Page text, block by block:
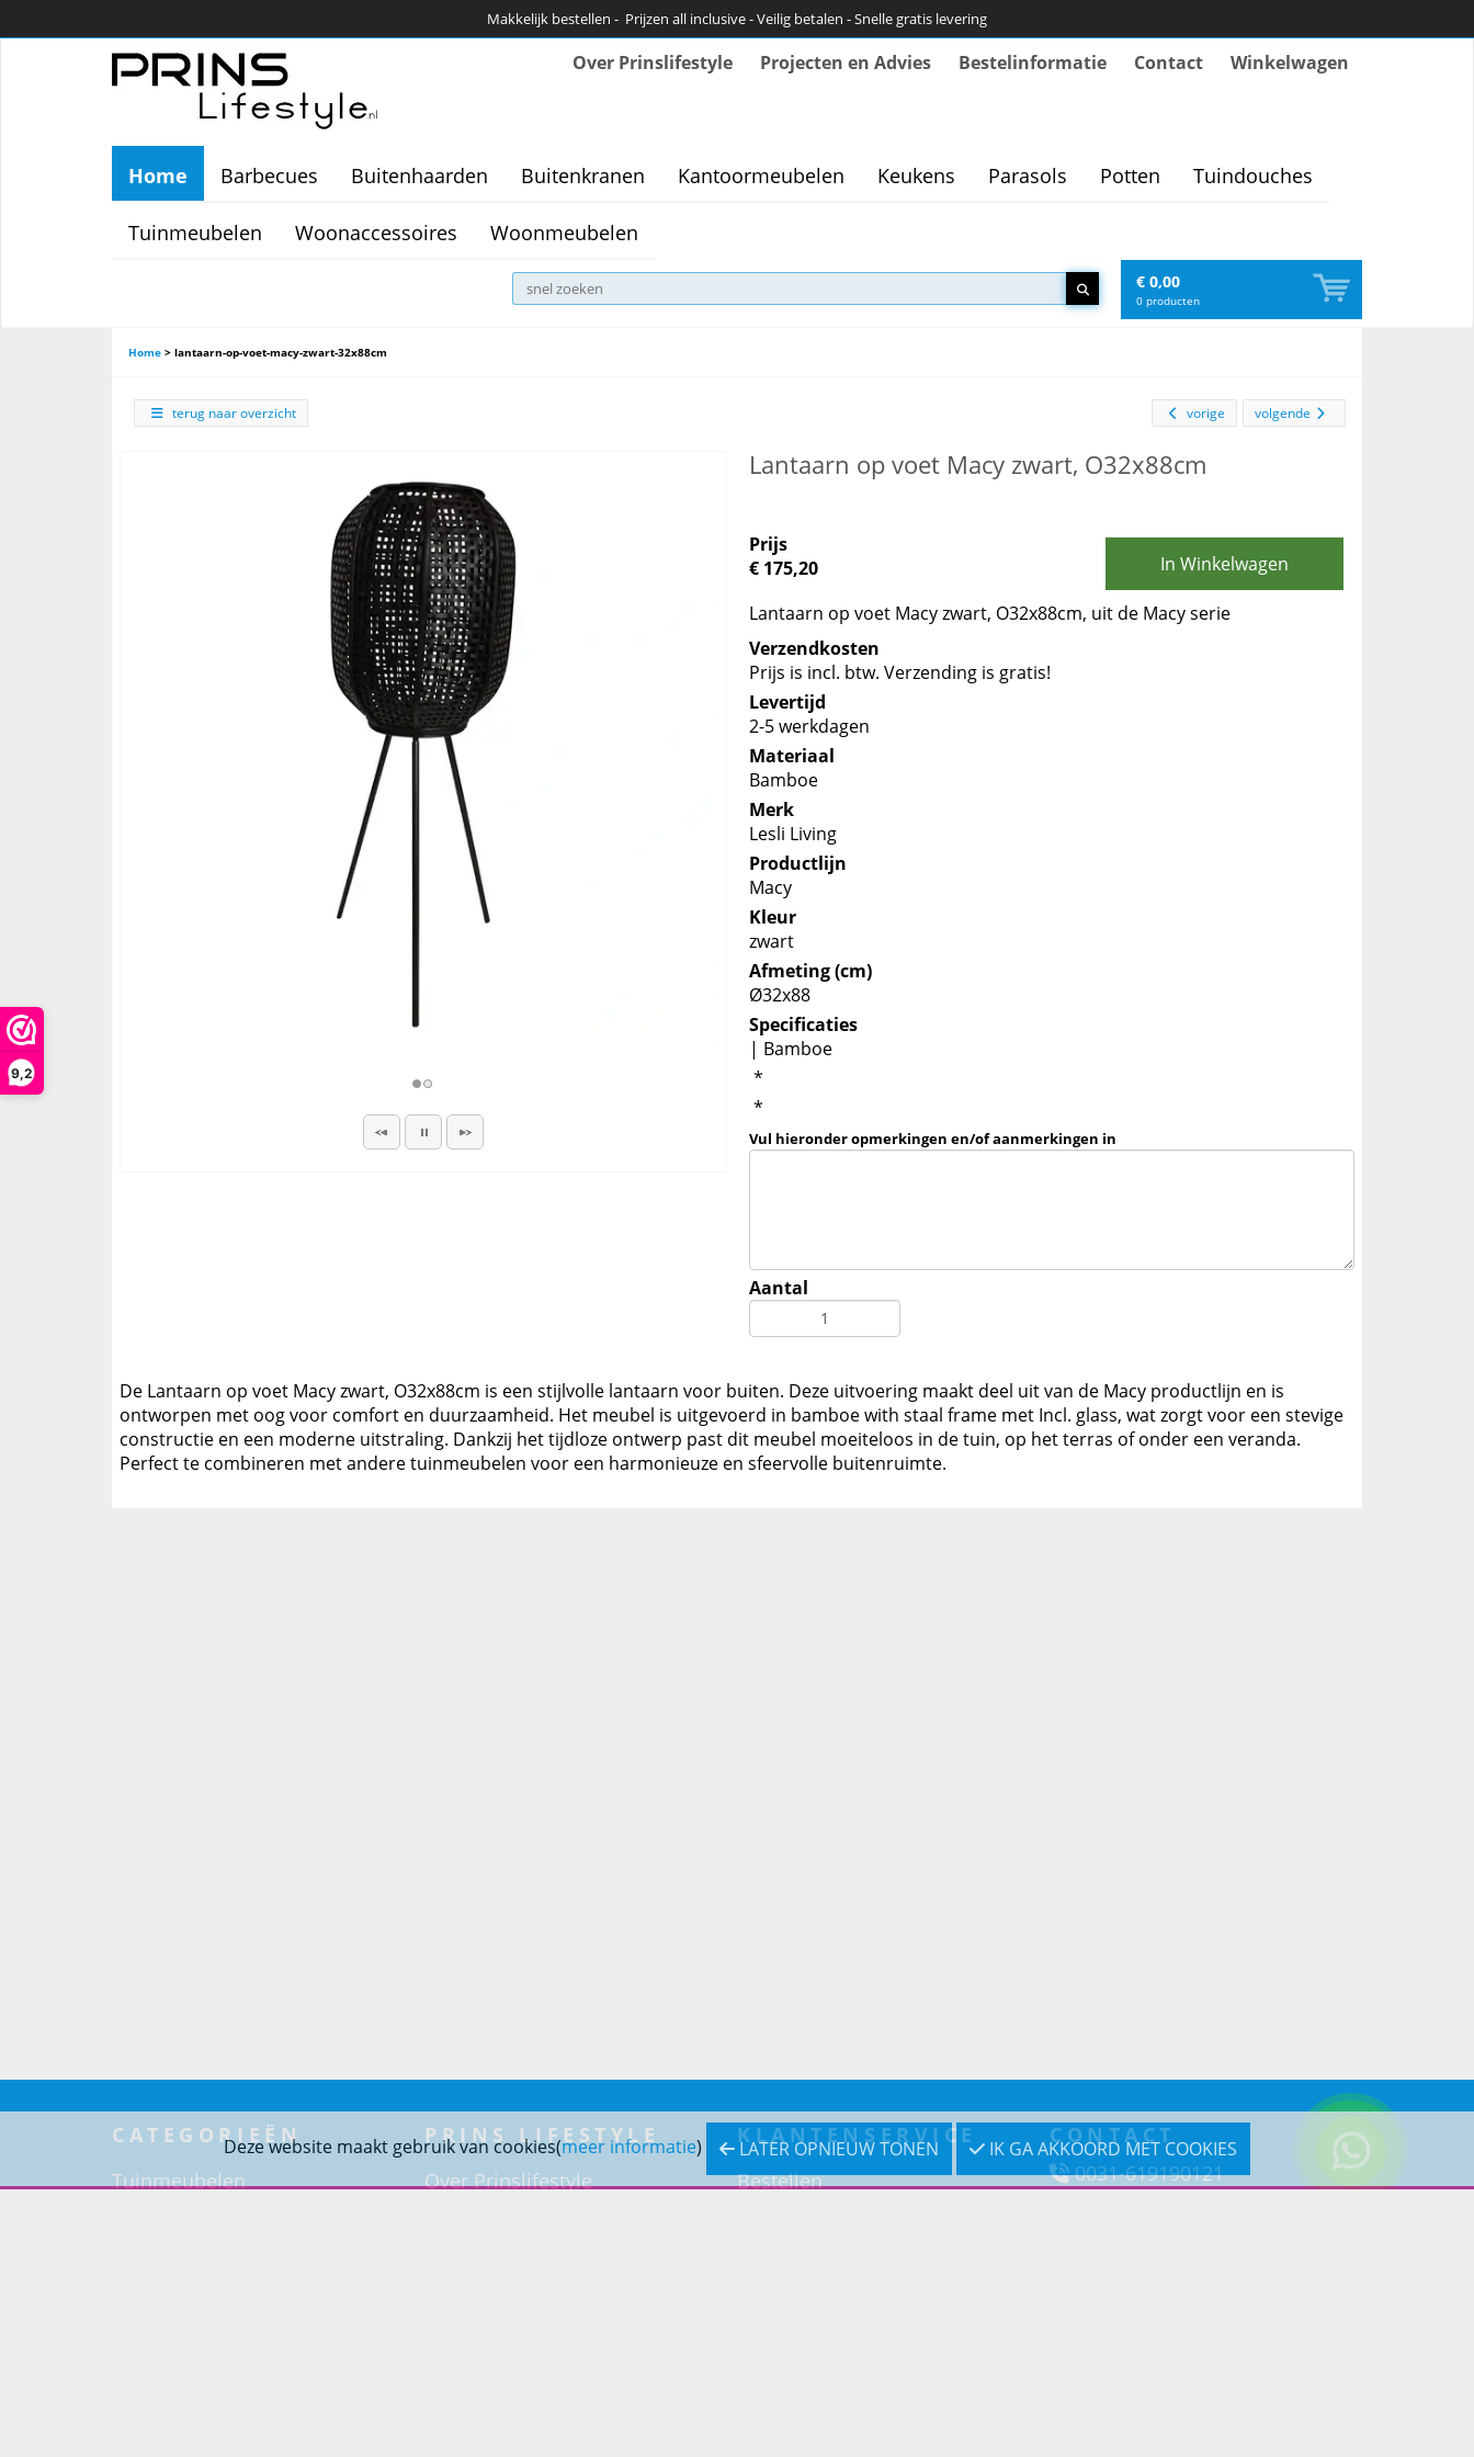
9,2
Makkelijk bestellen - Prijzen all inclusive - Veilig betalen - Snelle gratis levering
Over Prinslifestyle Projecten en Advies Bestelinformatie Contact Winkelwagen
Home Barbecues Buitenhaarden Buitenkranen Kantoormeubelen Keukens Parasols Potten Tuindouches
Tuinmeubelen Woonaccessoires Woonmeubelen
€ 0,00
0 producten
Home > lantaarn-op-voet-macy-zwart-32x88cm
terug naar overzicht volgende
vorige
Lantaarn op voet Macy zwart, O32x88cm
Prijs
€ 175,20
In Winkelwagen
Lantaarn op voet Macy zwart, O32x88cm, uit de Macy serie
Verzendkosten
Prijs is incl. btw. Verzending is gratis!
Levertijd
2-5 werkdagen
Materiaal
Bamboe
Merk
Lesli Living
Productlijn
Macy
Kleur
zwart
Afmeting (cm)
Ø32x88
Specificaties
| Bamboe
*
*
Vul hieronder opmerkingen en/of aanmerkingen in
Aantal
De Lantaarn op voet Macy zwart, O32x88cm is een stijlvolle lantaarn voor buiten. Deze uitvoering maakt deel uit van de Macy productlijn en is
ontworpen met oog voor comfort en duurzaamheid. Het meubel is uitgevoerd in bamboe with staal frame met Incl. glass, wat zorgt voor een stevige
constructie en een moderne uitstraling. Dankzij het tijdloze ontwerp past dit meubel moeiteloos in de tuin, op het terras of onder een veranda.
Perfect te combineren met andere tuinmeubelen voor een harmonieuze en sfeervolle buitenruimte.
Deze website maakt gebruik van cookies(meer informatie) LATER OPNIEUW TONEN IK GA AKKOORD MET COOKIES
CATEGORIEËN
Tuinmeubelen
PRINS LIFESTYLE
Over Prinslifestyle
KLANTENSERVICE
Bestellen
CONTACT
0031-619190121